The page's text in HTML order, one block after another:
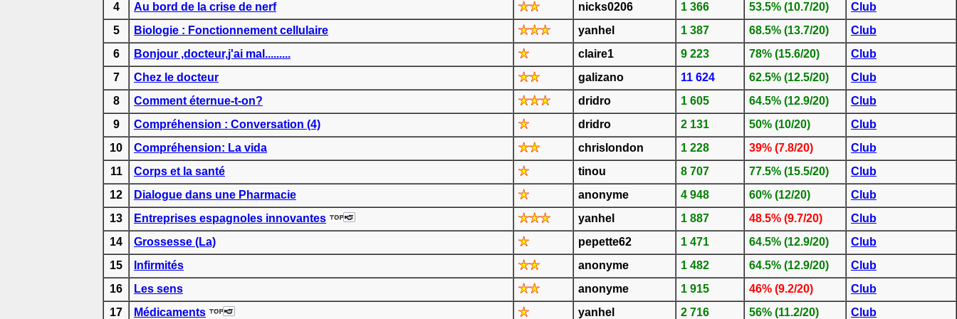
4
Au bord de la crise de nerf nicks0206 1 366 53.5% (10.7/20)
Club
5
Biologie : Fonctionnement cellulaire yanhel 1 387 68.5% (13.7/20)
Club
6
Bonjour ,docteur,j'ai mal......... claire1 9 223 78% (15.6/20)
Club
7
Chez le docteur galizano 11 624 62.5% (12.5/20)
Club
8
Comment éternue-t-on? dridro 1 605 64.5% (12.9/20)
Club
9
Compréhension : Conversation (4) dridro 2 131 50% (10/20)
Club
10
Compréhension: La vida chrislondon 1 228 39% (7.8/20)
Club
11
Corps et la santé tinou 8 707 77.5% (15.5/20)
Club
12
Dialogue dans une Pharmacie anonyme 4 948 60% (12/20)
Club
13
Entreprises espagnoles innovantes yanhel 1 887 48.5% (9.7/20)
Club
14
Grossesse (La) pepette62 1 471 64.5% (12.9/20)
Club
15
Infirmités anonyme 1 482 64.5% (12.9/20)
Club
16
Les sens anonyme 1 915 46% (9.2/20)
Club
17
Médicaments yanhel 2 716 56% (11.2/20)
Club